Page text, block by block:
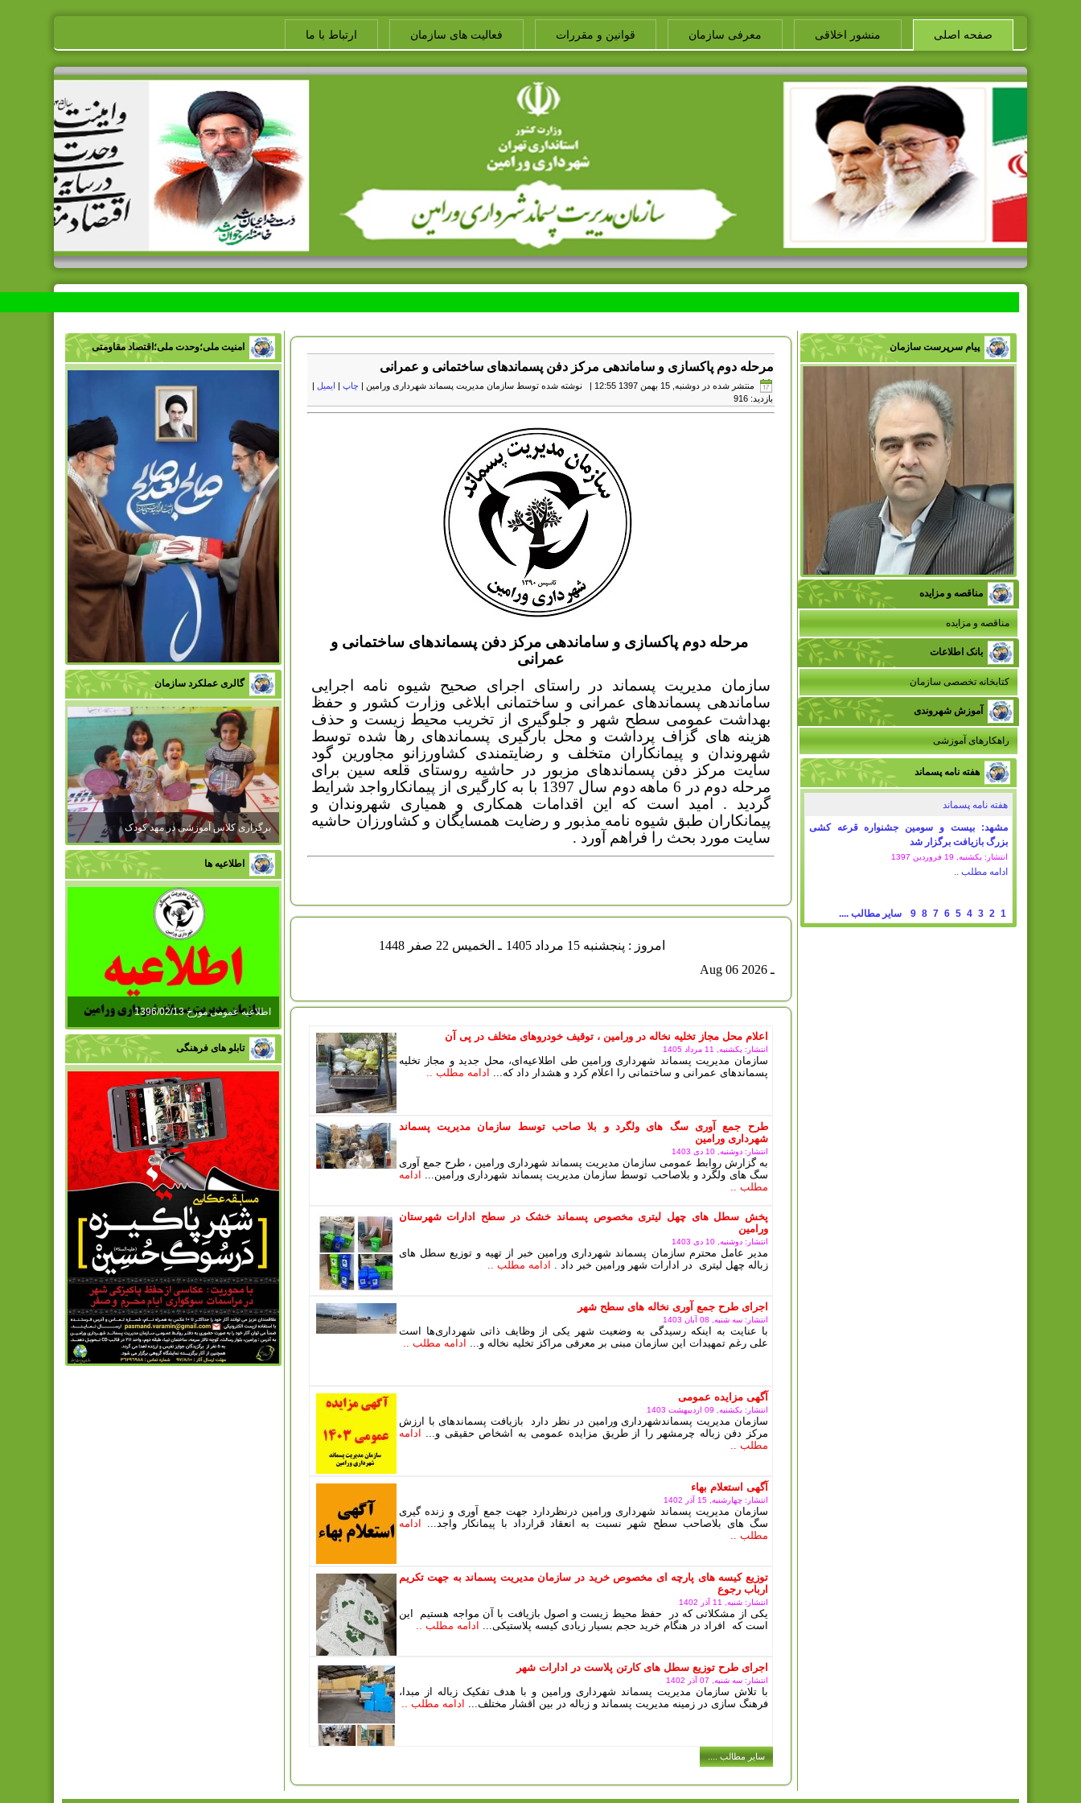
صفحه اصلی منشور اخلاقی معرفی سازمان قوانین و مقررات فعالیت های سازمان ارتباط با ما
پیام سرپرست سازمان
مناقصه و مزایده
مناقصه و مزایده
بانک اطلاعات
کتابخانه تخصصی سازمان
آموزش شهروندی
راهکارهای آموزشی
هفته نامه پسماند
هفته نامه پسماند
مشهد: بیست و سومین جشنواره قرعه کشی
بزرگ بازیافت برگزار شد
انتشار: یکشنبه, 19 فروردين 1397
ادامه مطلب ..
1
2
3
4
5
6
7
8
9 سایر مطالب ....
مرحله دوم پاکسازی و ساماندهی مرکز دفن پسماندهای ساختمانی و عمرانی
منتشر شده در دوشنبه, 15 بهمن 1397 12:55 | نوشته شده توسط سازمان مدیریت پسماند شهرداری ورامین | چاپ | ایمیل |
بازدید: 916
مرحله دوم پاکسازی و ساماندهی مرکز دفن پسماندهای ساختمانی و
عمرانی
سازمان مدیریت پسماند در راستای اجرای صحیح شیوه نامه اجرایی
ساماندهی پسماندهای عمرانی و ساختمانی ابلاغی وزارت کشور و حفظ
بهداشت عمومی سطح شهر و جلوگیری از تخریب محیط زیست و حذف
هزینه های گزاف پرداشت و محل بارگیری پسماندهای رها شده توسط
شهروندان و پیمانکاران متخلف و رضایتمندی کشاورزانو مجاورین گود
سایت مرکز دفن پسماندهای مزبور در حاشیه روستای قلعه سین برای
مرحله دوم در 6 ماهه دوم سال 1397 با به کارگیری از پیمانکارواجد شرایط
گردید . امید است که این اقدامات همکاری و همیاری شهروندان و
پیمانکاران طبق شیوه نامه مذبور و رضایت همسایگان و کشاورزان حاشیه
سایت مورد بحث را فراهم آورد .
امروز : پنجشنبه 15 مرداد 1405
ـ الخميس 22 صفر 1448
ـ Aug 06 2026
اعلام محل مجاز تخلیه نخاله در ورامین ، توقیف خودروهای متخلف در پی آن
انتشار: یکشنبه, 11 مرداد 1405
سازمان مدیریت پسماند شهرداری ورامین طی اطلاعیه‌ای، محل جدید و مجاز تخلیه
پسماندهای عمرانی و ساختمانی را اعلام کرد و هشدار داد که... ادامه مطلب ..
طرح جمع آوری سگ های ولگرد و بلا صاحب توسط سازمان مدیریت پسماند
شهرداری ورامین
انتشار: دوشنبه, 10 دی 1403
به گزارش روابط عمومی سازمان مدیریت پسماند شهرداری ورامین ، طرح جمع آوری
سگ های ولگرد و بلاصاحب توسط سازمان مدیریت پسماند شهرداری ورامین... ادامه
مطلب ..
پخش سطل های چهل لیتری مخصوص پسماند خشک در سطح ادارات شهرستان
ورامین
انتشار: دوشنبه, 10 دی 1403
مدیر عامل محترم سازمان پسماند شهرداری ورامین خبر از تهیه و توزیع سطل های
زباله چهل لیتری در ادارات شهر ورامین خبر داد . ادامه مطلب ..
اجرای طرح جمع آوری نخاله های سطح شهر
انتشار: سه شنبه, 08 آبان 1403
با عنایت به اینکه رسیدگی به وضعیت شهر یکی از وظایف ذاتی شهرداری‌ها است
علی رغم تمهیدات این سازمان مبنی بر معرفی مراکز تخلیه نخاله و... ادامه مطلب ..
آگهی مزایده عمومی
انتشار: یکشنبه, 09 ارديبهشت 1403
سازمان مدیریت پسماندشهرداری ورامین در نظر دارد بازیافت پسماندهای با ارزش
مرکز دفن زباله چرمشهر را از طریق مزایده عمومی به اشخاص حقیقی و... ادامه
مطلب ..
آگهی استعلام بهاء
انتشار: چهارشنبه, 15 آذر 1402
سازمان مدیریت پسماند شهرداری ورامین درنظردارد جهت جمع آوری و زنده گیری
سگ های بلاصاحب سطح شهر نسبت به انعقاد قرارداد با پیمانکار واجد... ادامه
مطلب ..
توزیع کیسه های پارچه ای مخصوص خرید در سازمان مدیریت پسماند به جهت تکریم
ارباب رجوع
انتشار: شنبه, 11 آذر 1402
یکی از مشکلاتی که در حفظ محیط زیست و اصول بازیافت با آن مواجه هستیم این
است که افراد در هنگام خرید حجم بسیار زیادی کیسه پلاستیکی... ادامه مطلب ..
اجرای طرح توزیع سطل های کارتن پلاست در ادارات شهر
انتشار: سه شنبه, 07 آذر 1402
با تلاش سازمان مدیریت پسماند شهرداری ورامین و با هدف تفکیک زباله از مبدا،
فرهنگ سازی در زمینه مدیریت پسماند و زباله در بین اقشار مختلف... ادامه مطلب ..
سایر مطالب ....
امنیت ملی؛وحدت ملی؛اقتصاد مقاومتی
گالری عملکرد سازمان
برگزاری کلاس آموزشی در مهد کودک
اطلاعیه ها
اطلاعیه عمومی مورخ 1396/02/13
تابلو های فرهنگی